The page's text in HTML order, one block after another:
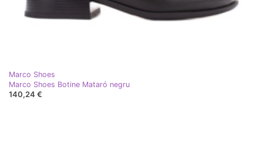
Marco Shoes
Marco Shoes Botine Mataró negru
140,24 €